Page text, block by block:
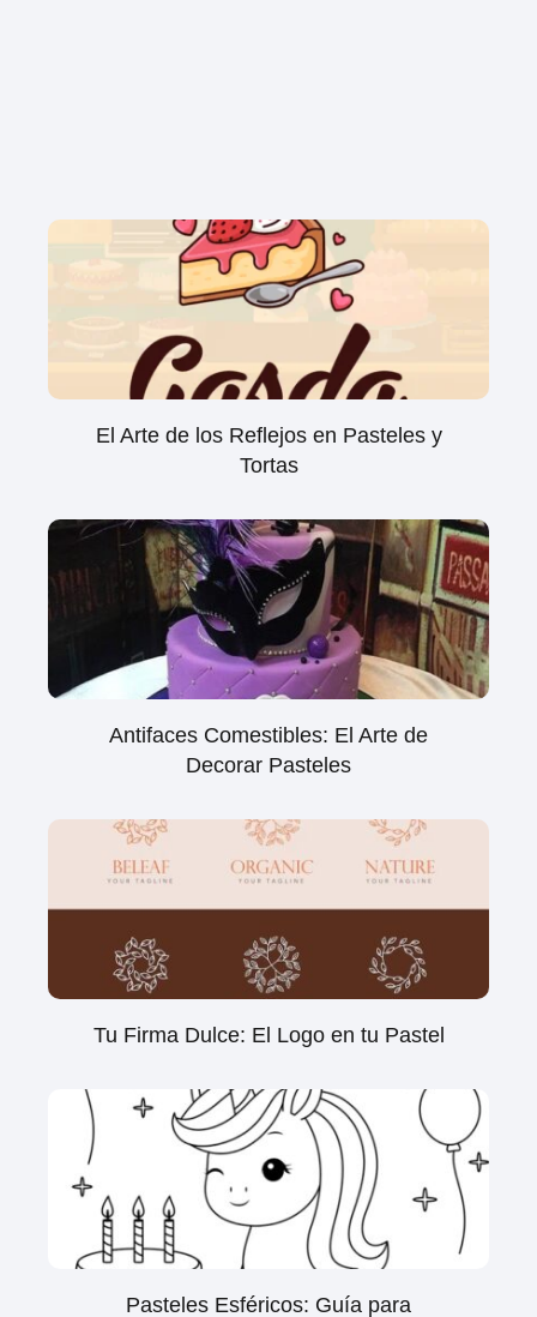
El Arte de los Reflejos en Pasteles y
Tortas
Antifaces Comestibles: El Arte de
Decorar Pasteles
Tu Firma Dulce: El Logo en tu Pastel
Pasteles Esféricos: Guía para